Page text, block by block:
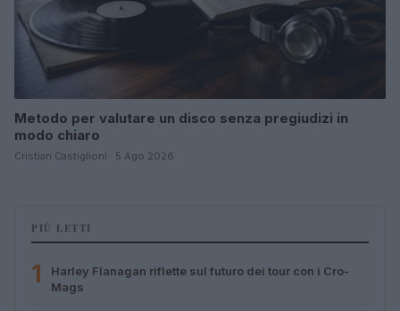
Metodo per valutare un disco senza pregiudizi in
modo chiaro
Cristian Castiglioni · 5 Ago 2026
PIÙ LETTI
1
Harley Flanagan riflette sul futuro dei tour con i Cro-
Mags